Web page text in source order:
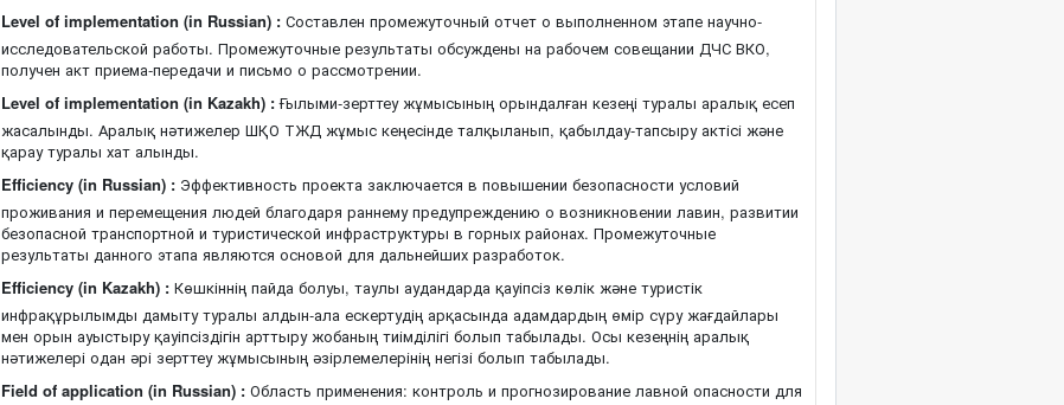
Level of implementation (in Russian) : Составлен промежуточный отчет о выполненном этапе научно-
исследовательской работы. Промежуточные результаты обсуждены на рабочем совещании ДЧС ВКО,
получен акт приема-передачи и письмо о рассмотрении.
Level of implementation (in Kazakh) :Ғылыми-зерттеу жұмысының орындалған кезеңі туралы аралық есеп
жасалынды. Аралық нәтижелер ШҚО ТЖД жұмыс кеңесінде талқыланып, қабылдау-тапсыру актісі және
қарау туралы хат алынды.
Efficiency (in Russian) : Эффективность проекта заключается в повышении безопасности условий
проживания и перемещения людей благодаря раннему предупреждению о возникновении лавин, развитии
безопасной транспортной и туристической инфраструктуры в горных районах. Промежуточные
результаты данного этапа являются основой для дальнейших разработок.
Efficiency (in Kazakh) : Көшкіннің пайда болуы, таулы аудандарда қауіпсіз көлік және туристік
инфрақұрылымды дамыту туралы алдын-ала ескертудің арқасында адамдардың өмір сүру жағдайлары
мен орын ауыстыру қауіпсіздігін арттыру жобаның тиімділігі болып табылады. Осы кезеңнің аралық
нәтижелері одан әрі зерттеу жұмысының әзірлемелерінің негізі болып табылады.
Field of application (in Russian) : Область применения: контроль и прогнозирование лавной опасности для